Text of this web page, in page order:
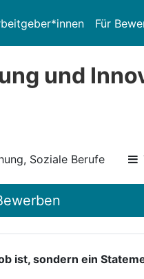
Für
und
Soziale Berufe
ist, sondern ein